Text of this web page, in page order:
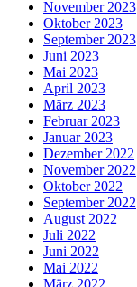
November 2023
Oktober 2023
September 2023
Juni 2023
Mai 2023
April 2023
März 2023
Februar 2023
Januar 2023
Dezember 2022
November 2022
Oktober 2022
September 2022
August 2022
Juli 2022
Juni 2022
Mai 2022